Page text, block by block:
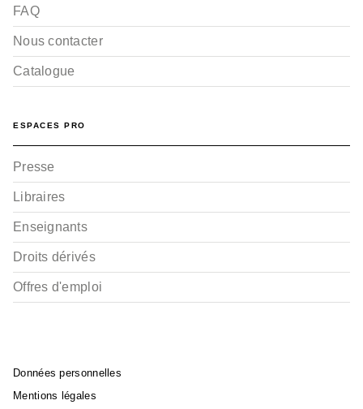
FAQ
Nous contacter
Catalogue
ESPACES PRO
Presse
Libraires
Enseignants
Droits dérivés
Offres d'emploi
Données personnelles
Mentions légales